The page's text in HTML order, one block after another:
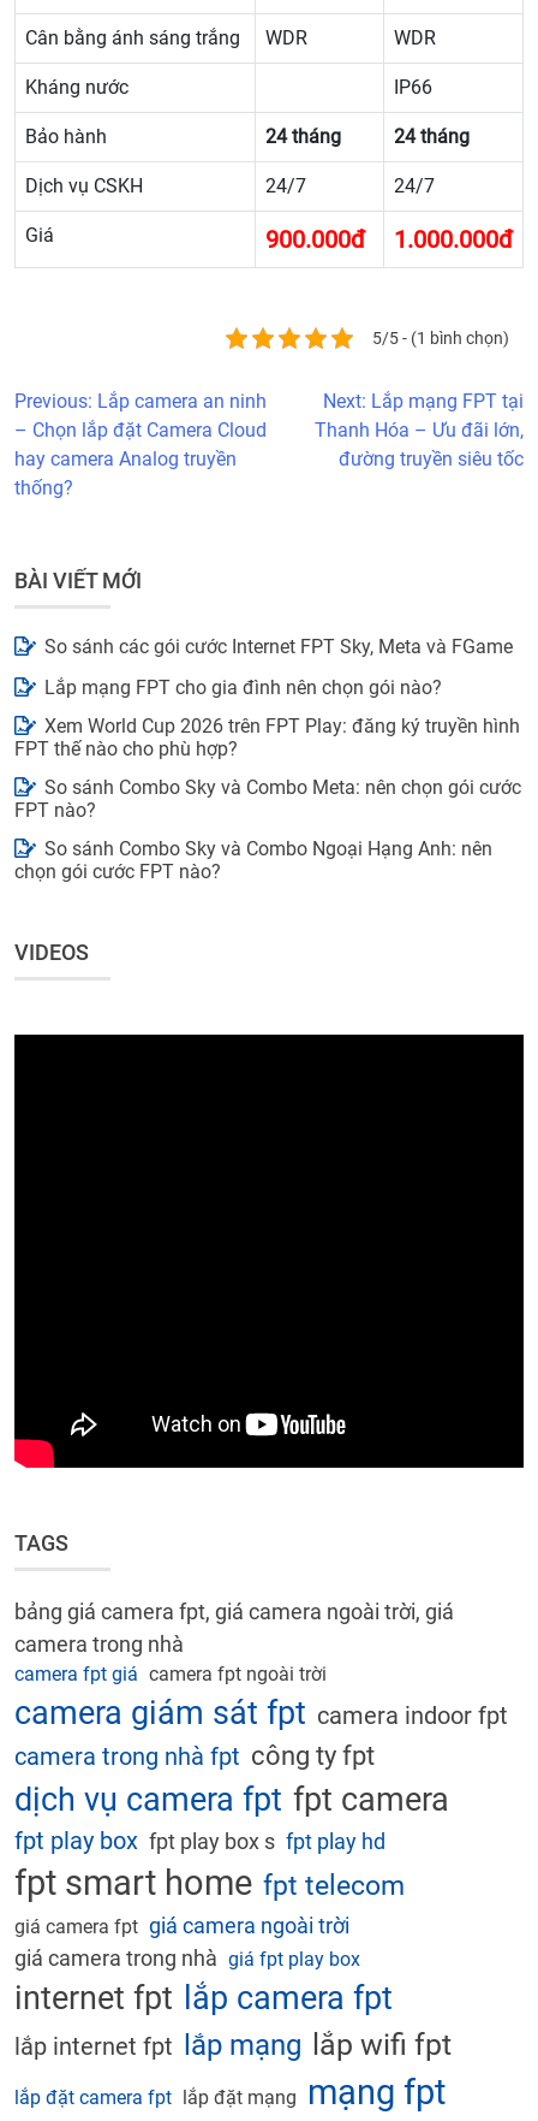
Cân bằng ánh sáng trắng WDR WDR
Kháng nước IP66
Bảo hành 24 tháng 24 tháng
Dịch vụ CSKH 24/7 24/7
Giá 900.000đ 1.000.000đ
5/5 - (1 bình chọn)
Previous: Lắp camera an ninh
– Chọn lắp đặt Camera Cloud
hay camera Analog truyền
thống?
Next: Lắp mạng FPT tại
Thanh Hóa – Ưu đãi lớn,
đường truyền siêu tốc
BÀI VIẾT MỚI
So sánh các gói cước Internet FPT Sky, Meta và FGame
Lắp mạng FPT cho gia đình nên chọn gói nào?
Xem World Cup 2026 trên FPT Play: đăng ký truyền hình
FPT thế nào cho phù hợp?
So sánh Combo Sky và Combo Meta: nên chọn gói cước
FPT nào?
So sánh Combo Sky và Combo Ngoại Hạng Anh: nên
chọn gói cước FPT nào?
VIDEOS
TAGS
bảng giá camera fpt, giá camera ngoài trời, giá
camera trong nhà
camera fpt giá camera fpt ngoài trời
camera giám sát fpt camera indoor fpt
camera trong nhà fpt công ty fpt
dịch vụ camera fpt fpt camera
fpt play box fpt play box s fpt play hd
fpt smart home fpt telecom
giá camera fpt giá camera ngoài trời
giá camera trong nhà giá fpt play box
internet fpt lắp camera fpt
lắp internet fpt lắp mạng lắp wifi fpt
lắp đặt camera fpt lắp đặt mạng mạng fpt